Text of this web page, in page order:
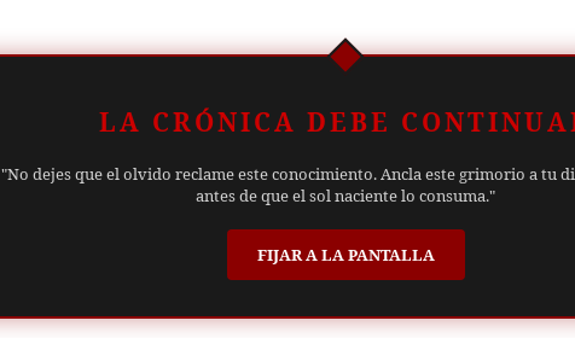
LA CRÓNICA DEBE
"No dejes que el olvido reclame este conocimiento. Ancla este grimorio a tu
antes de que el sol naciente lo consuma."
FIJAR A LA PANTALLA